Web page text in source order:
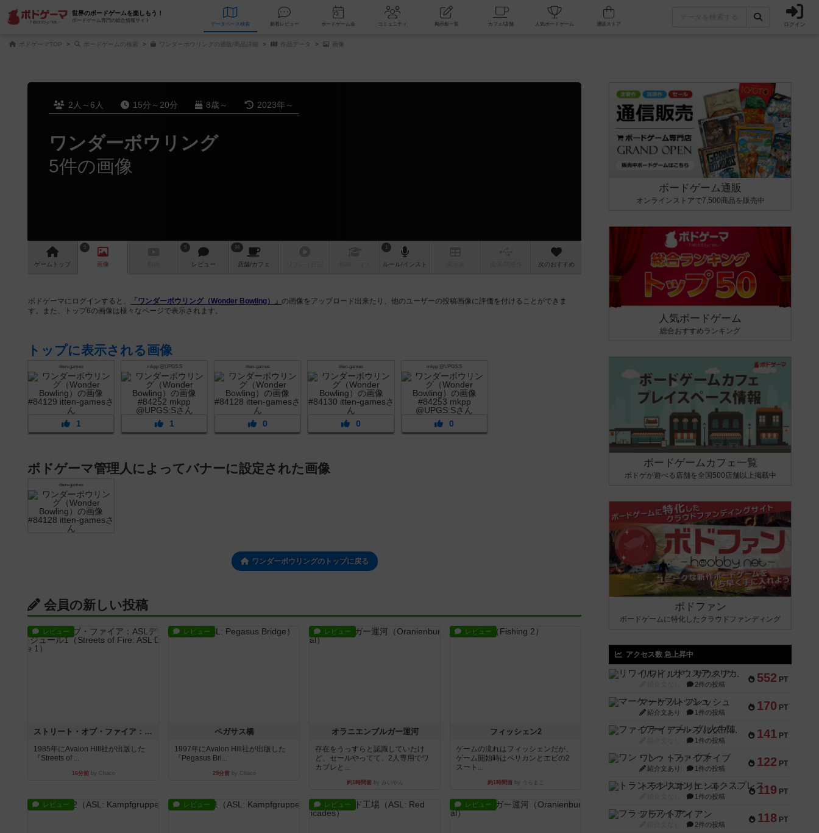
世界のボードゲームを楽しもう！
ボードゲーム専門の総合情報サイト
データベース 検索 新着レビュー ボードゲーム会 コミュニティ 掲示板一覧 カフェ/店舗 人気ボードゲーム ログイン
ボドゲーマTOP ボードゲームの検索 ワンダーボウリングの通販/商品詳細 作品データ 画像
2人～6人 15分～20分 8歳～ 2023年～
ワンダーボウリング
5件の画像
ゲーム トップ
5
画像
5
レビュー
84
店舗/カフェ
1
ルール/インスト 次のおすすめ
ボドゲーマにログインすると、 「ワンダーボウリング（Wonder Bowling）」 の画像をアップロード出来たり、他のユーザーの投稿画像に評価を付けることができま
す。また、トップ6の画像は様々なページで表示されます。
トップに表示される画像
itten-games
1
mkpp @UPGS:S
1
itten-games
0
itten-games
0
mkpp @UPGS:S
0
ボドゲーマ管理人によってバナーに設定された画像
itten-games
ワンダーボウリングのトップに戻る
会員の新しい投稿
レビュー
ストリート・オブ・ファイア：ASLデラックスモジュール1
1985年にAvalon Hill社が出版した
『Streets of ...
16分前by Chaco
レビュー
ペガサス橋
1997年にAvalon Hill社が出版した
『Pegasus Bri...
29分前by Chaco
レビュー
オラニエンブルガー運河
存在をうっすらと認識していたけ
ど、セールやってて、2人専用でワ
カプレと...
約1時間前by みいやん
レビュー
フィッシェン2
ゲームの流れはフィッシェンだが、
ゲーム開始時はペリカンとエビの2
スート...
約1時間前by うらまこ
レビュー レビュー レビュー レビュー
ボードゲーム通販
オンラインストアで7,500商品を販売中
人気ボードゲーム
総合おすすめランキング
ボードゲームカフェ一覧
ボドゲが遊べる店舗を全国500店舗以上掲載中
ボドファン
ボードゲームに特化したクラウドファンディング
アクセス数 急上昇中
552 PT
リワイルド：サウスアメリカ
2件の投稿
170 PT
マーケットフレッシュ
紹介文あり 1件の投稿
141 PT
ファイアー・ブルズ / 火牛陣
1件の投稿
122 PT
ワン・トゥ・ファイブ
紹介文あり 1件の投稿
119 PT
トランスオリエント・エクスプレス
1件の投稿
118 PT
フラットアイアン
2件の投稿